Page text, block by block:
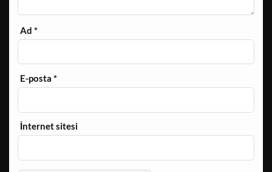
Ad*
E-posta*
İnternet sitesi